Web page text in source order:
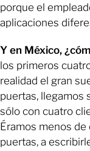
porque el
aplicaciones
Y en México,
los primeros
realidad el gran
puertas, llegamos
sólo con cuatro
Éramos menos
puertas, a